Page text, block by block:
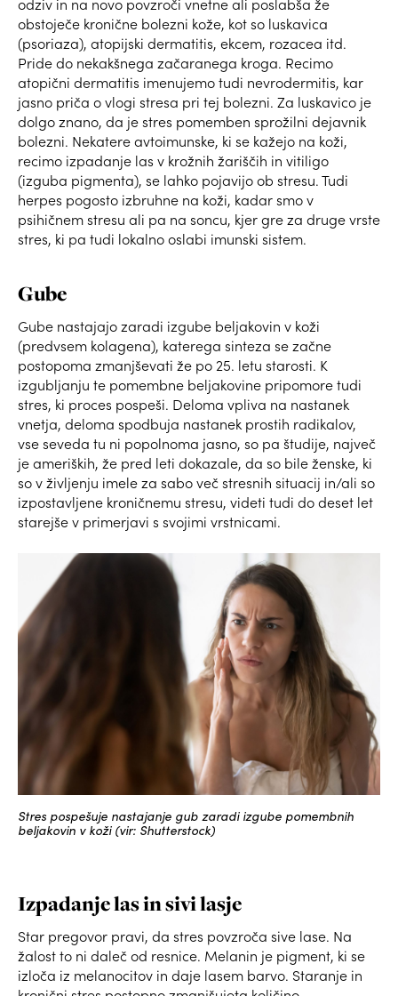
odziv in na novo povzroči vnetne ali poslabša že
obstoječe kronične bolezni kože, kot so luskavica
(psoriaza), atopijski dermatitis, ekcem, rozacea itd.
Pride do nekakšnega začaranega kroga. Recimo
atopični dermatitis imenujemo tudi nevrodermitis, kar
jasno priča o vlogi stresa pri tej bolezni. Za luskavico je
dolgo znano, da je stres pomemben sprožilni dejavnik
bolezni. Nekatere avtoimunske, ki se kažejo na koži,
recimo izpadanje las v krožnih žariščih in vitiligo
(izguba pigmenta), se lahko pojavijo ob stresu. Tudi
herpes pogosto izbruhne na koži, kadar smo v
psihičnem stresu ali pa na soncu, kjer gre za druge vrste
stres, ki pa tudi lokalno oslabi imunski sistem.
Gube
Gube nastajajo zaradi izgube beljakovin v koži
(predvsem kolagena), katerega sinteza se začne
postopoma zmanjševati že po 25. letu starosti. K
izgubljanju te pomembne beljakovine pripomore tudi
stres, ki proces pospeši. Deloma vpliva na nastanek
vnetja, deloma spodbuja nastanek prostih radikalov,
vse seveda tu ni popolnoma jasno, so pa študije, največ
je ameriških, že pred leti dokazale, da so bile ženske, ki
so v življenju imele za sabo več stresnih situacij in/ali so
izpostavljene kroničnemu stresu, videti tudi do deset let
starejše v primerjavi s svojimi vrstnicami.
Stres pospešuje nastajanje gub zaradi izgube pomembnih
beljakovin v koži (vir: Shutterstock)
Izpadanje las in sivi lasje
Star pregovor pravi, da stres povzroča sive lase. Na
žalost to ni daleč od resnice. Melanin je pigment, ki se
izloča iz melanocitov in daje lasem barvo. Staranje in